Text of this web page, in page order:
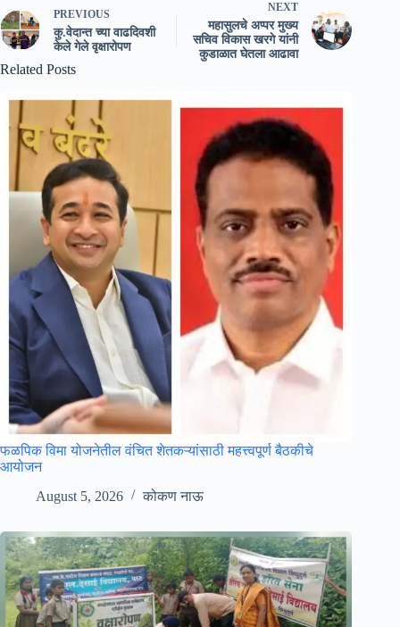
PREVIOUS
कु.वेदान्त च्या वाढदिवशी
केले गेले वृक्षारोपण
NEXT
महासुलचे अप्पर मुख्य
सचिव विकास खरगे यांनी
कुडाळात घेतला आढावा
Related Posts
फळपिक विमा योजनेतील वंचित शेतकऱ्यांसाठी महत्त्वपूर्ण बैठकीचे
आयोजन
August 5, 2026
कोकण नाऊ